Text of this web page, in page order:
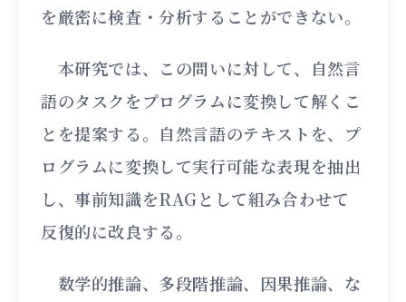
を厳密に検査・分析することができない。
本研究では、この問いに対して、自然言
語のタスクをプログラムに変換して解くこ
とを提案する。自然言語のテキストを、プ
ログラムに変換して実行可能な表現を抽出
し、事前知識をRAGとして組み合わせて
反復的に改良する。
数学的推論、多段階推論、因果推論、な